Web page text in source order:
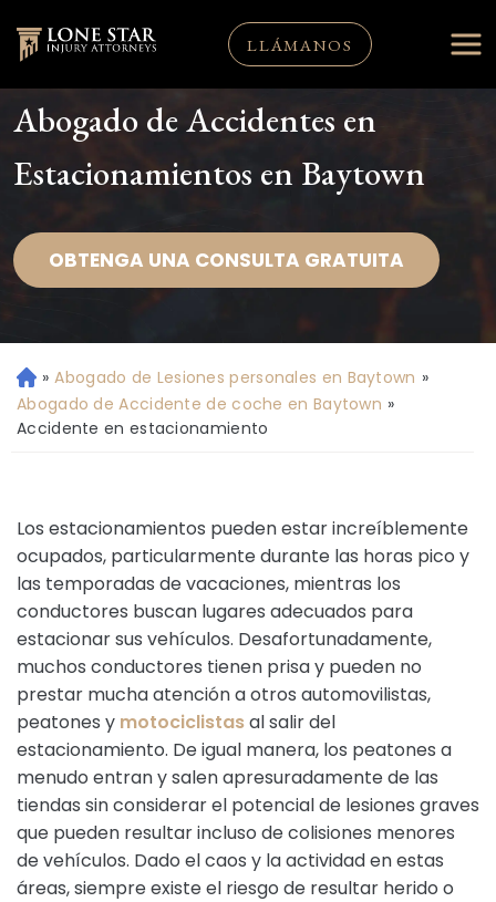
LLÁMANOS
Abogado de Accidentes en
Estacionamientos en Baytown
OBTENGA UNA CONSULTA GRATUITA
Ini
ci
o
» Abogado de Lesiones personales en Baytown »
Abogado de Accidente de coche en Baytown »
Accidente en estacionamiento
Los estacionamientos pueden estar increíblemente
ocupados, particularmente durante las horas pico y
las temporadas de vacaciones, mientras los
conductores buscan lugares adecuados para
estacionar sus vehículos. Desafortunadamente,
muchos conductores tienen prisa y pueden no
prestar mucha atención a otros automovilistas,
peatones y motociclistasal salir del
estacionamiento. De igual manera, los peatones a
menudo entran y salen apresuradamente de las
tiendas sin considerar el potencial de lesiones graves
que pueden resultar incluso de colisiones menores
de vehículos. Dado el caos y la actividad en estas
áreas, siempre existe el riesgo de resultar herido o